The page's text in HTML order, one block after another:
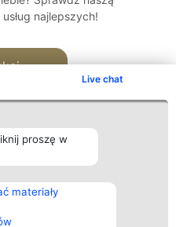
Live chat
proszę w
materiały
najlepszych!
Kontakt
Kontakt